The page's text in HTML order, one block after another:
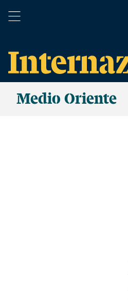
Medio Oriente